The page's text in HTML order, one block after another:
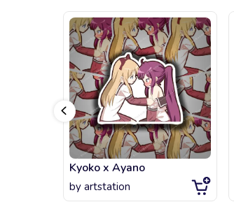
Kyoko x Ayano
by artstation